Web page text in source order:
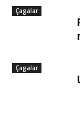
Çagalar
Çagalar